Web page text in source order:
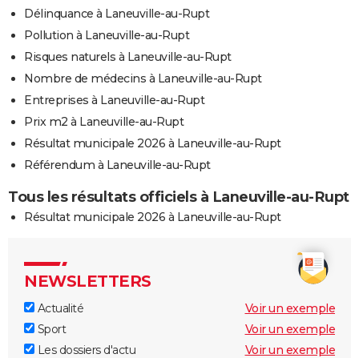
Délinquance à Laneuville-au-Rupt
Pollution à Laneuville-au-Rupt
Risques naturels à Laneuville-au-Rupt
Nombre de médecins à Laneuville-au-Rupt
Entreprises à Laneuville-au-Rupt
Prix m2 à Laneuville-au-Rupt
Résultat municipale 2026 à Laneuville-au-Rupt
Référendum à Laneuville-au-Rupt
Tous les résultats officiels à Laneuville-au-Rupt
Résultat municipale 2026 à Laneuville-au-Rupt
NEWSLETTERS
Actualité
Voir un exemple
Sport
Voir un exemple
Les dossiers d'actu
Voir un exemple